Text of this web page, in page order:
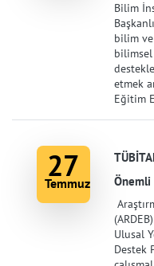
Bilim
bilim
etmek
Eğitim
27
Temmuz
Önemli
Ulusal
Destek